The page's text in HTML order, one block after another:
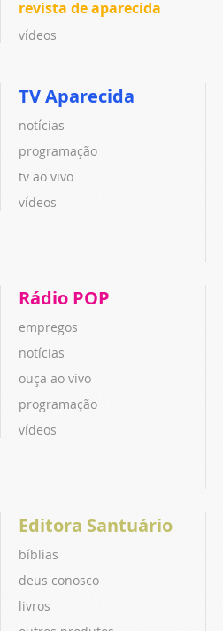
revista de aparecida
vídeos
TV Aparecida
notícias
programação
tv ao vivo
vídeos
Rádio POP
empregos
notícias
ouça ao vivo
programação
vídeos
Editora Santuário
bíblias
deus conosco
livros